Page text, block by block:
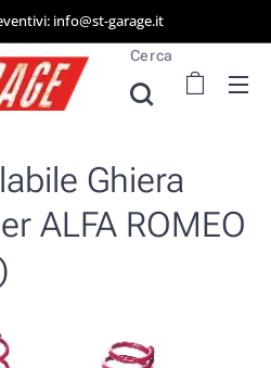
info@st-garage.it
Cerca
Ghiera
ALFA ROMEO